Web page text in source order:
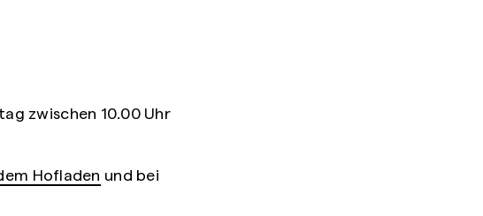
zwischen 10.00 Uhr
Hofladen und bei